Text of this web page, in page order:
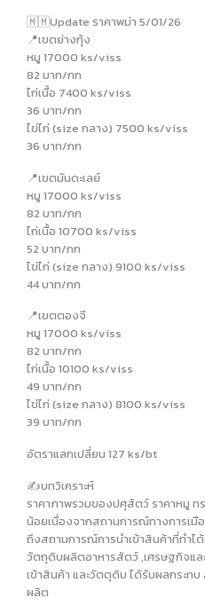
🇲🇲Update ราคาพม่า 5/01/26
📍เขตย่างกุ้ง
หมู 17000 ks/viss
82 บาท/กก
ไก่เนื้อ 7400 ks/viss
36 บาท/กก
ไข่ไก่ (size กลาง) 7500 ks/viss
36 บาท/กก
📍เขตมันดะเลย์
หมู 17000 ks/viss
82 บาท/กก
ไก่เนื้อ 10700 ks/viss
52 บาท/กก
ไข่ไก่ (size กลาง) 9100 ks/viss
44 บาท/กก
📍เขตตองจี
หมู 17000 ks/viss
82 บาท/กก
ไก่เนื้อ 10100 ks/viss
49 บาท/กก
ไข่ไก่ (size กลาง) 8100 ks/viss
39 บาท/กก
อัตราแลกเปลี่ยน 127 ks/bt
✍️บทวิเคราะห์
ราคาภาพรวมของปศุสัตว์ ราคาหมู ทร
น้อยเนื่องจากสถานการณ์ทางการเมื
ถึงสถานการณ์การนำเข้าสินค้าที่ทำไ
วัตถุดิบผลิตอาหารสัตว์ ,เศรษฐกิจแ
เข้าสินค้า และวัตตุดิบ ได้รับผลกระ
ผลิต